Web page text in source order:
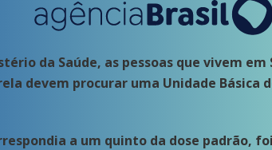
da Saúde, as pessoas que vivem em
devem procurar uma Unidade Básica
a um quinto da dose padrão,